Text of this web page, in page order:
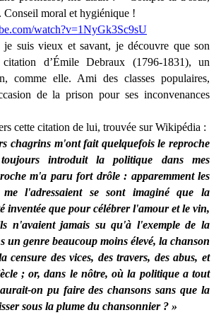
Conseil moral et hygiénique !
watch?v=1NyGk3Sc9sU
je suis vieux et savant, je découvre que son
d’Émile Debraux (1796-1831), un
comme elle. Ami des classes populaires,
de la prison pour ses inconvenances
cette citation de lui, trouvée sur Wikipédia :
m'ont fait quelquefois le reproche
introduit la politique dans mes
m'a paru fort drôle : apparemment les
l'adressaient se sont imaginé que la
inventée que pour célébrer l'amour et le vin,
n'avaient jamais su qu'à l'exemple de la
un genre beaucoup moins élevé, la chanson
censure des vices, des travers, des abus, et
; or, dans le nôtre, où la politique a tout
on pu faire des chansons sans que la
sous la plume du chansonnier ? »